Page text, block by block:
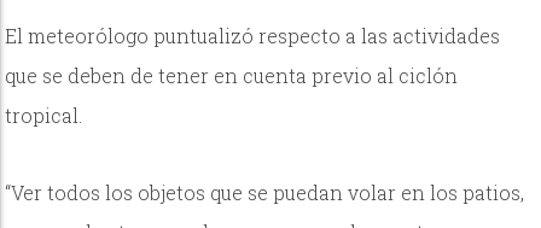
El meteorólogo puntualizó respecto a las actividades
que se deben de tener en cuenta previo al ciclón
tropical.
“Ver todos los objetos que se puedan volar en los patios,